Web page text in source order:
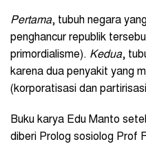
Pertama, tubuh negara
penghancur republik
primordialisme). Kedua,
karena dua penyakit yang
(korporatisasi dan
Buku karya Edu Manto
diberi Prolog sosiolog Prof